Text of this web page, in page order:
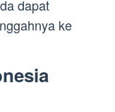
dapat
ke